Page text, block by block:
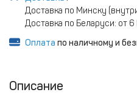
Доставка по Минску
Доставка по Беларуси: от 6
Оплата по наличному и
Описание